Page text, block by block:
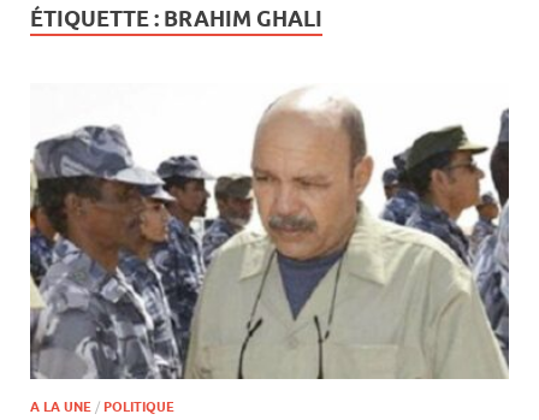
ÉTIQUETTE : BRAHIM GHALI
A LA UNE / POLITIQUE